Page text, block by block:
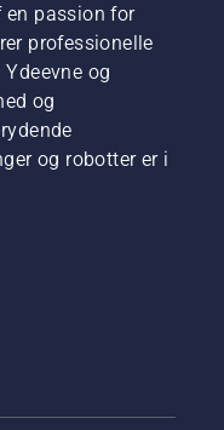
en passion for
professionelle
og
og
og robotter er i